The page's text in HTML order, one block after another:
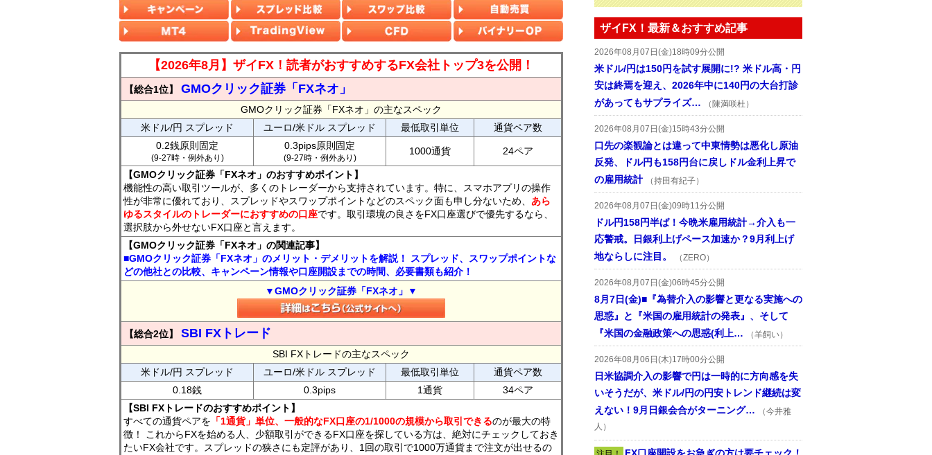
【2026年8月】ザイFX！読者がおすすめするFX会社トップ3を公開！
【総合1位】 GMOクリック証券「FXネオ」
GMOクリック証券「FXネオ」の主なスペック
米ドル/円 スプレッド
ユーロ/米ドル スプレッド 最低取引単位
通貨ペア数
0.2銭原則固定
(9-27時・例外あり)
0.3pips原則固定
(9-27時・例外あり)
1000通貨 24ペア
【GMOクリック証券「FXネオ」のおすすめポイント】
機能性の高い取引ツールが、多くのトレーダーから支持されています。特に、スマホアプリの操作
性が非常に優れており、スプレッドやスワップポイントなどのスペック面も申し分ないため、 あら
ゆるスタイルのトレーダーにおすすめの口座です。取引環境の良さをFX口座選びで優先するなら、
選択肢から外せないFX口座と言えます。
【GMOクリック証券「FXネオ」の関連記事】
■GMOクリック証券「FXネオ」のメリット・デメリットを解説！ スプレッド、スワップポイントな
どの他社との比較、キャンペーン情報や口座開設までの時間、必要書類も紹介！
▼GMOクリック証券「FXネオ」▼
【総合2位】 SBI FXトレード
SBI FXトレードの主なスペック
米ドル/円 スプレッド
ユーロ/米ドル スプレッド 最低取引単位
通貨ペア数
0.18銭
0.3pips 1通貨
34ペア
【SBI FXトレードのおすすめポイント】
すべての通貨ペアを 「1通貨」単位、一般的なFX口座の1/1000の規模から取引できるのが最大の特
徴！ これからFXを始める人、少額取引ができるFX口座を探している方は、絶対にチェックしておき
たいFX会社です。スプレッドの狭さにも定評があり、1回の取引で1000万通貨まで注文が出せるの
ザイFX！最新＆おすすめ記事
2026年08月07日(金)18時09分公開
米ドル/円は150円を試す展開に!? 米ドル高・円
安は終焉を迎え、2026年中に140円の大台打診
があってもサプライズ…
（陳満咲杜）
2026年08月07日(金)15時43分公開
口先の楽観論とは違って中東情勢は悪化し原油
反発、ドル円も158円台に戻しドル金利上昇で
の雇用統計
（持田有紀子）
2026年08月07日(金)09時11分公開
ドル円158円半ば！今晩米雇用統計→介入も一
応警戒。日銀利上げペース加速か？9月利上げ
地ならしに注目。
（ZERO）
2026年08月07日(金)06時45分公開
8月7日(金)■『為替介入の影響と更なる実施への
思惑』と『米国の雇用統計の発表』、そして
『米国の金融政策への思惑(利上…
（羊飼い）
2026年08月06日(木)17時00分公開
日米協調介入の影響で円は一時的に方向感を失
いそうだが、米ドル/円の円安トレンド継続は変
えない！9月日銀会合がターニング…
（今井雅
人）